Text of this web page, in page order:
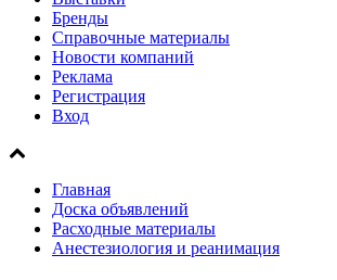
Бренды
Справочные материалы
Новости компаний
Реклама
Регистрация
Вход
Главная
Доска объявлений
Расходные материалы
Анестезиология и реанимация